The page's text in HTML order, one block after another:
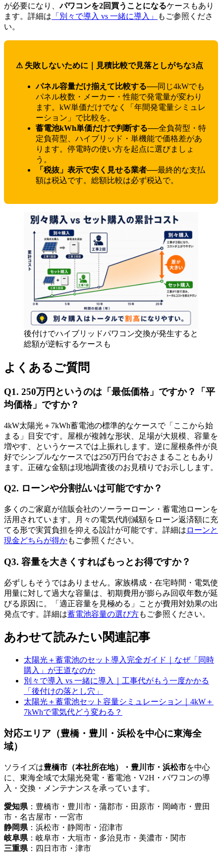
が必要になり、パワコンを2回買うことになるケースもあり
ます。詳細は 「別々で導入 vs 一緒に導入」
もご参照くださ
い。
⚠ 失敗しないために｜見積比較で見落としがちな3点
パネル容量だけ揃えて比較する──同じ4kWでも
パネル枚数・メーカー・性能で発電量が変わり
ます。kW単価だけでなく「年間発電量シミュレ
ーション」で比較を。
蓄電池kWh単価だけで判断する──全負荷型・特
定負荷型、ハイブリッド・単機能で価格差があ
ります。停電時の使い方を起点に選びましょ
う。
「税抜」表示で安く見せる業者──最終的な支払
額は税込です。総額比較は必ず税込で。
後付けでハイブリッドパワコン交換が発生すると
総額が逆転するケースも
よくあるご質問
Q1. 250万円というのは「最低価格」ですか？「平
均価格」ですか？
4kW太陽光＋7kWh蓄電池の標準的なケースで「ここから始
まる」目安です。屋根が複雑な形状、足場が大規模、容量を
増やす、というケースでは上振れします。逆に屋根条件が良
好でシンプルなケースでは250万円台でおさまることもあり
ます。正確な金額は現地調査後のお見積りでお示しします。
Q2. ローンや分割払いは可能ですか？
多くのご家庭が信販会社のソーラーローン・蓄電池ローンを
活用されています。月々の電気代削減額をローン返済額に充
てる形で実質負担を抑える設計が可能です。詳細は ローンと
現金どちらが得かもご参照ください。
Q3. 容量を大きくすればもっとお得ですか？
必ずしもそうではありません。家族構成・在宅時間・電気使
用量に対して過大な容量は、初期費用が膨らみ回収年数が延
びる原因に。「適正容量を見極める」ことが費用対効果の出
発点です。詳細は蓄電池容量の選び方もご参照ください。
あわせて読みたい関連記事
太陽光＋蓄電池のセット導入完全ガイド｜なぜ「同時
購入」が王道なのか
別々で導入 vs 一緒に導入｜工事代がもう一度かかる
「後付けの落とし穴」
太陽光＋蓄電池セット容量シミュレーション｜4kW＋
7kWhで電気代どう変わる？
対応エリア（豊橋・豊川・浜松を中心に東海全
域）
ソライズは豊橋市（本社所在地）・豊川市・浜松市を中心
に、東海全域で太陽光発電・蓄電池・V2H・パワコンの導
入・交換・メンテナンスを承っています。
愛知県 ：豊橋市・豊川市・蒲郡市・田原市・岡崎市・豊田
市・名古屋市・一宮市
静岡県 ：浜松市・静岡市・沼津市
岐阜県 ：岐阜市・大垣市・多治見市・美濃市・関市
三重県 ：四日市市・津市